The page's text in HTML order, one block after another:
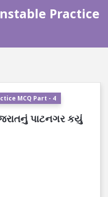
Practice
MCQ Part - 4
પાટનગર કયું